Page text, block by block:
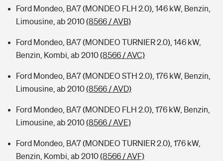
Ford Mondeo, BA7 (MONDEO FLH 2.0), 146 kW, Benzin,
Limousine, ab 2010(8566 / AVB)
Ford Mondeo, BA7 (MONDEO TURNIER 2.0), 146 kW,
Benzin, Kombi, ab 2010(8566 / AVC)
Ford Mondeo, BA7 (MONDEO STH 2.0), 176 kW, Benzin,
Limousine, ab 2010(8566 / AVD)
Ford Mondeo, BA7 (MONDEO FLH 2.0), 176 kW, Benzin,
Limousine, ab 2010(8566 / AVE)
Ford Mondeo, BA7 (MONDEO TURNIER 2.0), 176 kW,
Benzin, Kombi, ab 2010(8566 / AVF)